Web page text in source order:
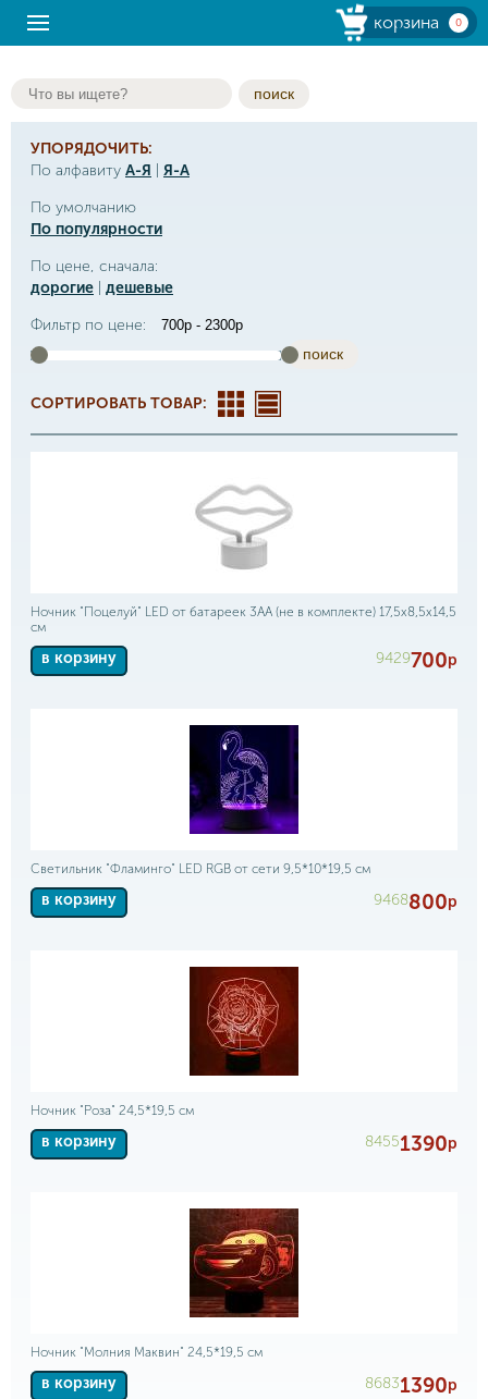
корзина 0
поиск
УПОРЯДОЧИТЬ:
По алфавиту А-Я
Я-А
По умолчанию
По популярности
По цене, сначала:
дорогие
дешевые
Фильтр по цене:
поиск
СОРТИРОВАТЬ ТОВАР:
Ночник "Поцелуй" LED от батареек 3АА (не в комплекте) 17,5х8,5х14,5
см
в корзину 9429700р
Светильник "Фламинго" LED RGB от сети 9,5*10*19,5 см
в корзину 9468800р
Ночник "Роза" 24,5*19,5 см
в корзину 84551390р
Ночник "Молния Маквин" 24,5*19,5 см
в корзину 86831390р